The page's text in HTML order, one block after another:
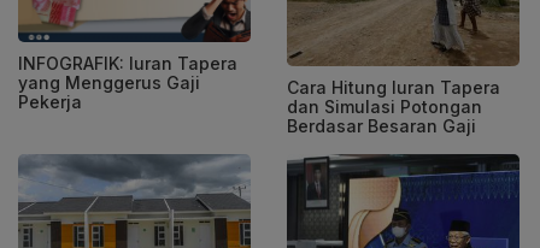
INFOGRAFIK: Iuran Tapera
yang Menggerus Gaji
Pekerja
Cara Hitung Iuran Tapera
dan Simulasi Potongan
Berdasar Besaran Gaji